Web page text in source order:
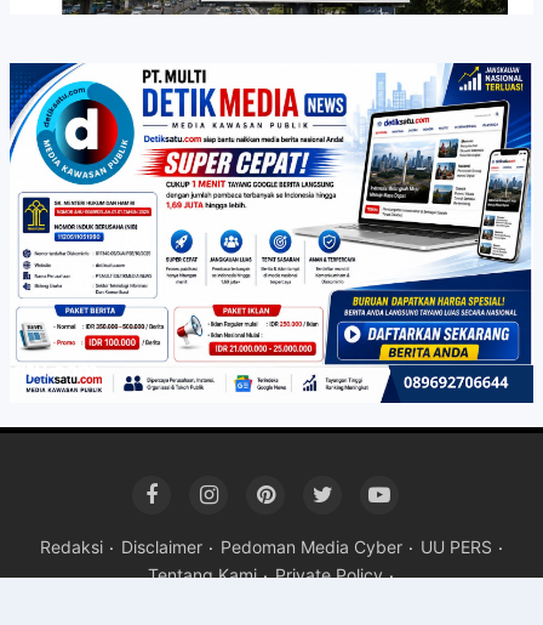
Redaksi Disclaimer Pedoman Media Cyber
UU PERS
Tentang Kami
Private Policy